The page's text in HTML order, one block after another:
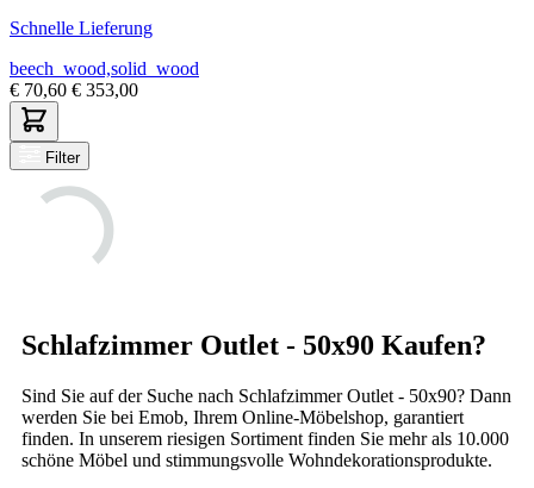
Schnelle Lieferung
beech_wood,solid_wood
€ 70,60 € 353,00
Filter
Schlafzimmer Outlet - 50x90 Kaufen?
Sind Sie auf der Suche nach Schlafzimmer Outlet - 50x90? Dann
werden Sie bei Emob, Ihrem Online-Möbelshop, garantiert
finden. In unserem riesigen Sortiment finden Sie mehr als 10.000
schöne Möbel und stimmungsvolle Wohndekorationsprodukte.